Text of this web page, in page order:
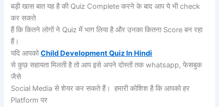
बड़ी खास बात यह है की Quiz Complete करने के बाद आप ये भी check
कर सकते
हैं कि कितने लोगों ने Quiz में भाग लिया है और उनका कितना Score बन रहा
हैं।
यदि आपकोChild Development Quiz In Hindi
से कुछ सहायता मिलती है तो आप इसे अपने दोस्तों तक whatsapp, फेसबुक
जैसे
Social Media से शेयर कर सकते हैं। हमारी कोशिश है कि आपको हर
Platform पर